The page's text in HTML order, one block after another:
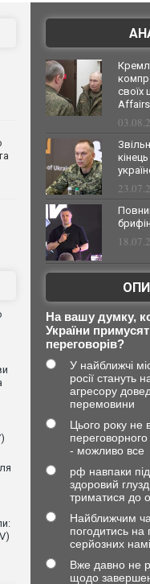
своїх
Affairs
На вашу думку,
України
переговорів?
У найближчі
росії стануть
агресору
перемовини
Цього року не
- можливо все
рф навпаки
здоровий
триматися до
Найближчим
погодитись на
серйозних
Вже давно не
щодо